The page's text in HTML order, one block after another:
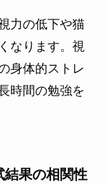
力の低下や猫
なります。視
身体的ストレ
時間の勉強を
結果の相関性